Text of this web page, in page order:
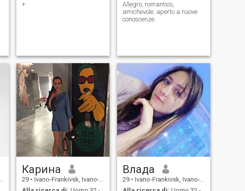
+
Allegro, romantico,
amichevole, aperto a nuove
conoscenze.
Карина
29 • Ivano-Frankivsk, Ivano-Frankivs'k, Ucraina
Влада
29 • Ivano-Frankivsk, Ivano-Frankivs'k, Ucraina